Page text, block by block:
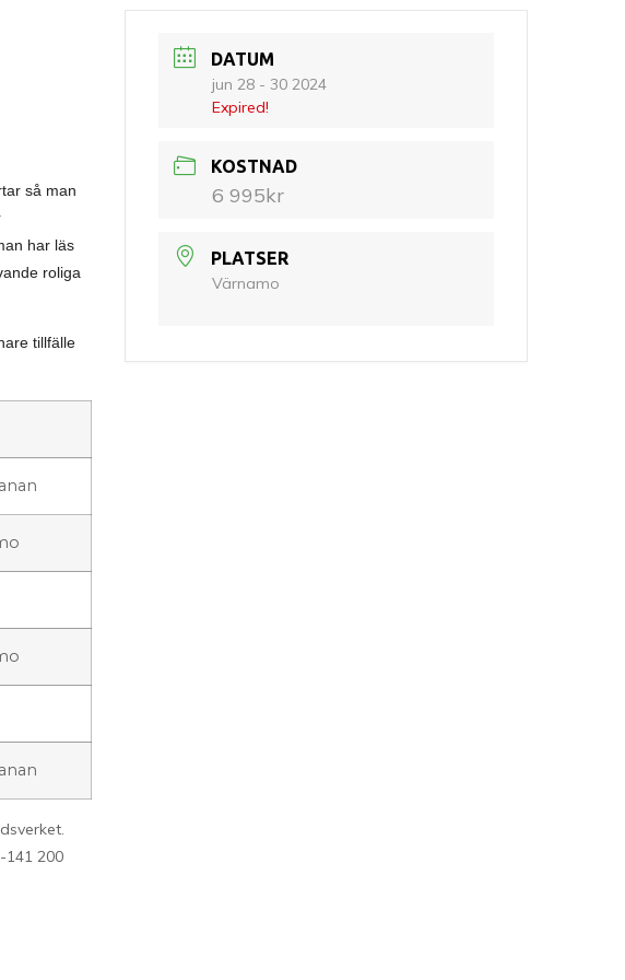
så man
har läs
roliga
tillfälle
141 200
DATUM
jun 28 - 30 2024
Expired!
KOSTNAD
6 995kr
PLATSER
Värnamo